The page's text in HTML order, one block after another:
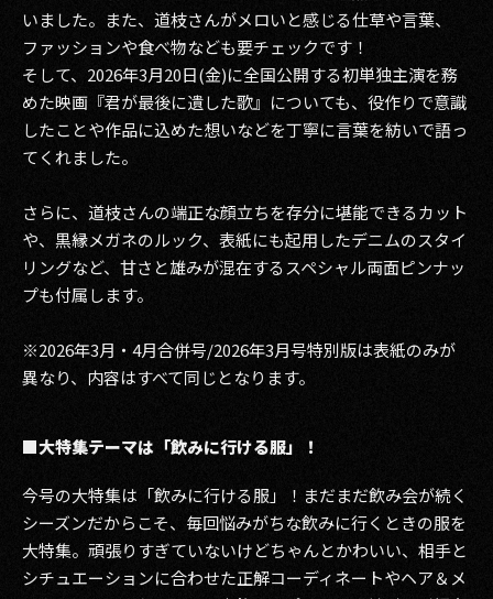
いました。また、道枝さんがメロいと感じる仕草や言葉、
ファッションや食べ物なども要チェックです！
そして、2026年3月20日(金)に全国公開する初単独主演を務
めた映画『君が最後に遺した歌』についても、役作りで意識
したことや作品に込めた想いなどを丁寧に言葉を紡いで語っ
てくれました。
さらに、道枝さんの端正な顔立ちを存分に堪能できるカット
や、黒縁メガネのルック、表紙にも起用したデニムのスタイ
リングなど、甘さと雄みが混在するスペシャル両面ピンナッ
プも付属します。
※2026年3月・4月合併号/2026年3月号特別版は表紙のみが
異なり、内容はすべて同じとなります。
■大特集テーマは「飲みに行ける服」！
今号の大特集は「飲みに行ける服」！まだまだ飲み会が続く
シーズンだからこそ、毎回悩みがちな飲みに行くときの服を
大特集。頑張りすぎていないけどちゃんとかわいい、相手と
シチュエーションに合わせた正解コーディネートやヘア＆メ